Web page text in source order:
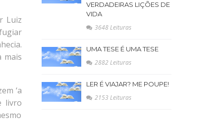
Luiz
mais
‘a
livro
VERDADEIRAS LIÇÕES DE
VIDA
3648 Leituras
UMA TESE É UMA TESE
2882 Leituras
LER É VIAJAR? ME POUPE!
2153 Leituras